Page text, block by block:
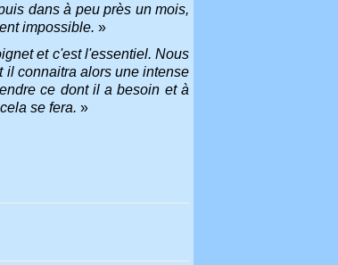
dans à peu près un mois,
impossible. »
et c'est l'essentiel. Nous
il connaitra alors une intense
ce dont il a besoin et à
se fera. »